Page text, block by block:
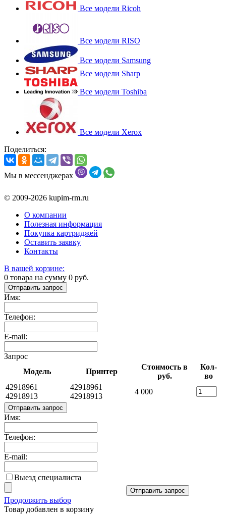
Все модели Ricoh
Все модели RISO
Все модели Samsung
Все модели Sharp
Все модели Toshiba
Все модели Xerox
Поделиться:
Мы в мессенджерах
© 2009-2026 kupim-rm.ru
О компании
Полезная информация
Покупка картриджей
Оставить заявку
Контакты
В вашей корзине:
0 товара на сумму 0 руб.
Отправить запрос
Имя:
Телефон:
E-mail:
Запрос
Модель
Принтер
Стоимость в
руб.
Кол-
во
42918961
42918913
42918961
42918913
4 000
Отправить запрос
Имя:
Телефон:
E-mail:
Выезд специалиста
Отправить запрос
Продолжить выбор
Товар добавлен в корзину